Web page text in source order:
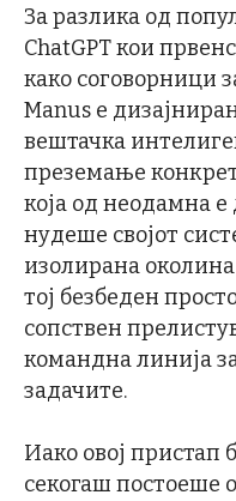
За разлика од
ChatGPT кои
како соговорници
Manus е
вештачка
преземање
која од неодамна е
нудеше својот
изолирана
тој безбеден
сопствен
командна линија
задачите.
Иако овој
секогаш постоеше